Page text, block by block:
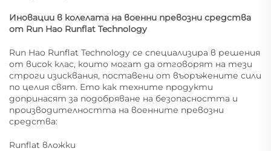
Иновации в колелата на военни превозни средства
от Run Hao Runflat Technology
Run Hao Runflat Technology се специализира в решения
от висок клас, които могат да отговорят на тези
строги изисквания, поставени от въоръжените сили
по целия свят. Ето как техните продукти
допринасят за подобряване на безопасността и
производителността на военните превозни
средства:
Runflat вложки